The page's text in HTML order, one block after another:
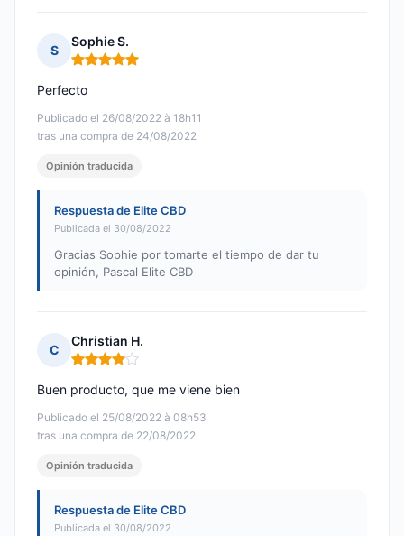
S
Sophie S.
Nota: 5 de 5
Publicado el 26/08/2022 à 18h11
tras una compra de 24/08/2022
Perfecto
Opinión traducida
Respuesta de Elite CBD
Publicada el 30/08/2022
Gracias Sophie por tomarte el tiempo de dar tu
opinión, Pascal Elite CBD
C
Christian H.
Nota: 4 de 5
Publicado el 25/08/2022 à 08h53
tras una compra de 22/08/2022
Buen producto, que me viene bien
Opinión traducida
Respuesta de Elite CBD
Publicada el 30/08/2022